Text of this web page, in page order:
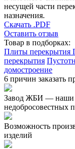
несущей части
назначения.
Скачать .PDF
Оставить отзыв
Товар в подборках:
Плиты перекрытия
перекрытия
домостроение
6 причин заказать
Завод ЖБИ — наши
недобросовестных
Возможность
изделий